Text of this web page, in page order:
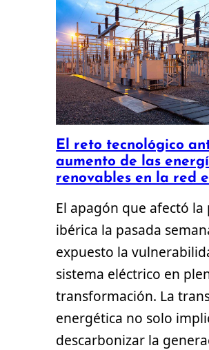
El reto tecnológico
aumento de las
renovables en la red
El apagón que afectó la
ibérica la pasada
expuesto la
sistema eléctrico en
transformación. La
energética no solo
descarbonizar la